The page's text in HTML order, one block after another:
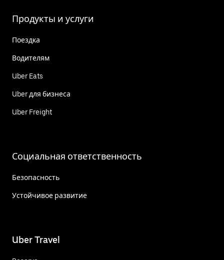
Продукты и услуги
Поездка
Водителям
Uber Eats
Uber для бизнеса
Uber Freight
Социальная ответственность
Безопасность
Устойчивое развитие
Uber Travel